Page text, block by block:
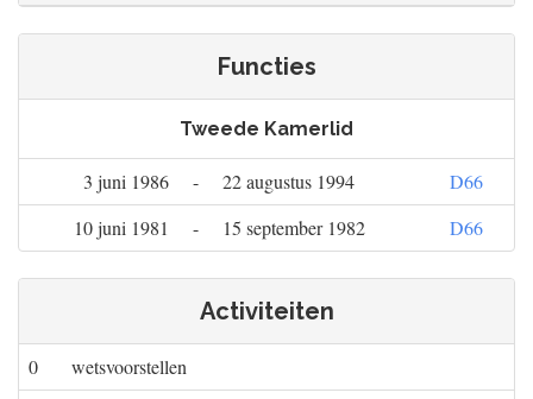
Functies
Tweede Kamerlid
3 juni 1986 - 22 augustus 1994
D66
10 juni 1981
- 15 september 1982 D66
Activiteiten
0
wetsvoorstellen